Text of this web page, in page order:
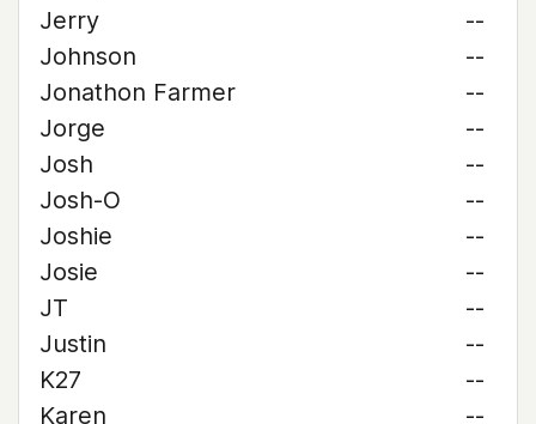
Jerry
--
Johnson
--
Jonathon Farmer
--
Jorge
--
Josh
--
Josh-O
--
Joshie
--
Josie
--
JT
--
Justin
--
K27
--
Karen
--